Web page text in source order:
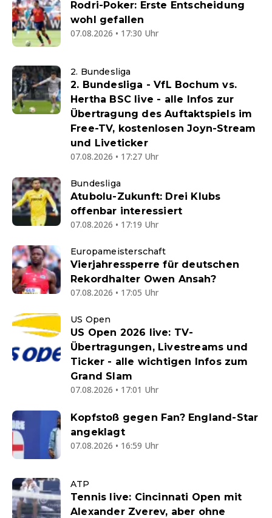
Rodri-Poker: Erste Entscheidung
wohl gefallen
07.08.2026 • 17:30 Uhr
2. Bundesliga
2. Bundesliga - VfL Bochum vs.
Hertha BSC live - alle Infos zur
Übertragung des Auftaktspiels im
Free-TV, kostenlosen Joyn-Stream
und Liveticker
07.08.2026 • 17:27 Uhr
Bundesliga
Atubolu-Zukunft: Drei Klubs
offenbar interessiert
07.08.2026 • 17:19 Uhr
Europameisterschaft
Vierjahressperre für deutschen
Rekordhalter Owen Ansah?
07.08.2026 • 17:05 Uhr
US Open
US Open 2026 live: TV-
Übertragungen, Livestreams und
Ticker - alle wichtigen Infos zum
Grand Slam
07.08.2026 • 17:01 Uhr
Kopfstoß gegen Fan? England-Star
angeklagt
07.08.2026 • 16:59 Uhr
ATP
Tennis live: Cincinnati Open mit
Alexander Zverev, aber ohne